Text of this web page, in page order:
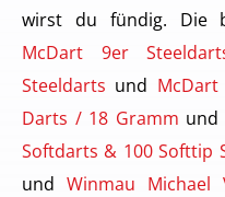
wirst du fündig. Die
McDart 9er
Steeldarts und
Darts / 18 Gramm und
Softdarts & 100 Softtip
und Winmau Michael